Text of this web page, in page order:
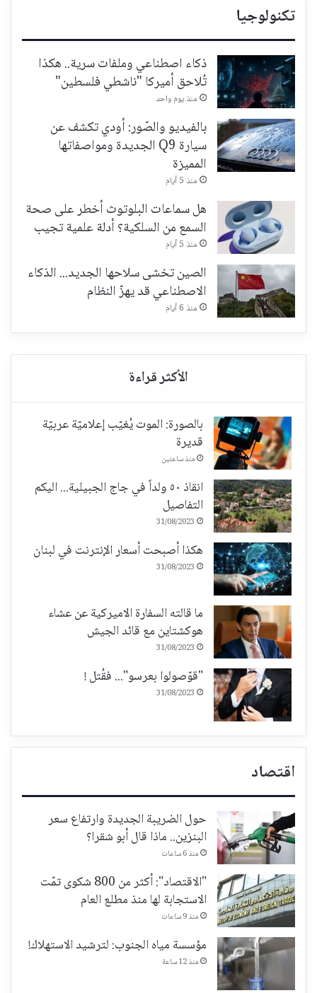
تكنولوجيا
ذكاء اصطناعي وملفات سرية.. هكذا
تُلاحق أميركا "ناشطي فلسطين"
منذ يوم واحد
بالفيديو والصّور: أودي تكشف عن
سيارة Q9 الجديدة ومواصفاتها
المميزة
منذ 5 أيام
هل سماعات البلوتوث أخطر على صحة
السمع من السلكية؟ أدلة علمية تجيب
منذ 5 أيام
الصين تخشى سلاحها الجديد... الذكاء
الاصطناعي قد يهزّ النظام
منذ 6 أيام
بالصورة: الموت يُغيّب إعلاميّة عربيّة
قديرة
منذ ساعتين
انقاذ ٥٠ ولداً في جاج الجبيلية... اليكم
التفاصيل
31/08/2023
هكذا أصبحت أسعار الإنترنت في لبنان
31/08/2023
ما قالته السفارة الاميركية عن عشاء
هوكشتاين مع قائد الجيش
31/08/2023
"قوّصولوا بعرسو"... فقُتل !
31/08/2023
اقتصاد
حول الضريبة الجديدة وارتفاع سعر
البنزين.. ماذا قال أبو شقرا؟
منذ 6 ساعات
"الاقتصاد": أكثر من 800 شكوى تمّت
الاستجابة لها منذ مطلع العام
منذ 9 ساعات
مؤسسة مياه الجنوب: لترشيد الاستهلاك!
منذ 12 ساعة